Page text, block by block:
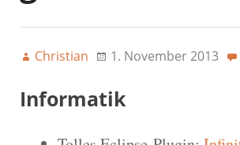
Christian 1. November 2013
Informatik